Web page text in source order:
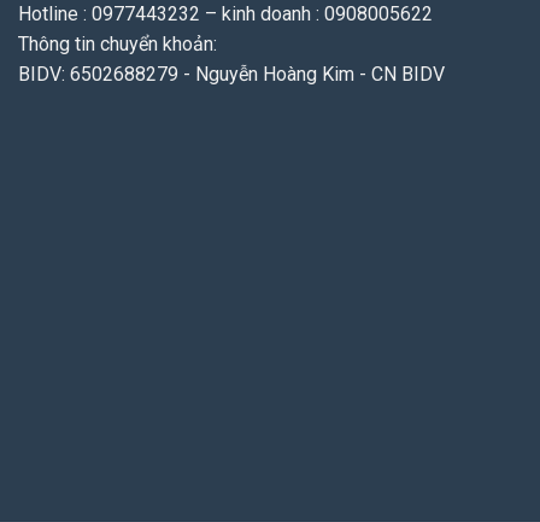
Hotline : 0977443232 – kinh doanh : 0908005622
Thông tin chuyển khoản:
BIDV: 6502688279 - Nguyễn Hoàng Kim - CN BIDV